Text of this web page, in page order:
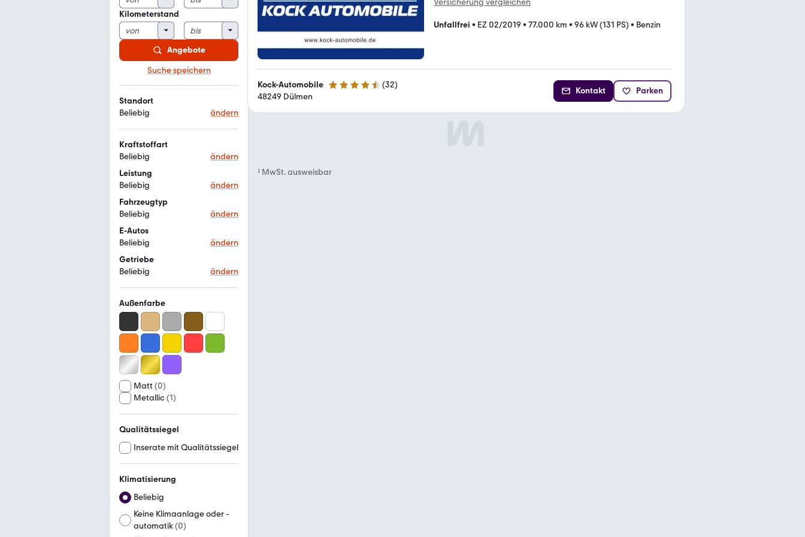
Kilometerstand
Angebote
Suche speichern
Standort
Beliebig
ändern
Kraftstoffart
Beliebig
ändern
Leistung
Beliebig
ändern
Fahrzeugtyp
Beliebig
ändern
E-Autos
Beliebig
ändern
Getriebe
Beliebig
ändern
Außenfarbe
Matt (0)
Metallic(1)
Qualitätssiegel
Inserate mit Qualitätssiegel
Klimatisierung
Beliebig
Keine Klimaanlage oder -
automatik(0)
Versicherung vergleichen
Unfallfrei • EZ 02/2019 • 77.000 km • 96 kW (131 PS) • Benzin
Kock-Automobile 4.3 Sterne (32)
48249 Dülmen
Kontakt Parken
¹MwSt. ausweisbar